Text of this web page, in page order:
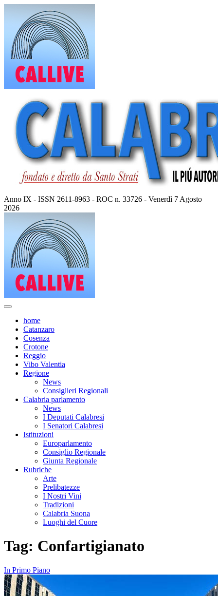
contenuto
Anno IX - ISSN 2611-8963 - ROC n. 33726 - Venerdì 7 Agosto
2026
home
Catanzaro
Cosenza
Crotone
Reggio
Vibo Valentia
Regione
News
Consiglieri Regionali
Calabria parlamento
News
I Deputati Calabresi
I Senatori Calabresi
Istituzioni
Europarlamento
Consiglio Regionale
Giunta Regionale
Rubriche
Arte
Prelibatezze
I Nostri Vini
Tradizioni
Calabria Suona
Luoghi del Cuore
Tag: Confartigianato
In Primo Piano